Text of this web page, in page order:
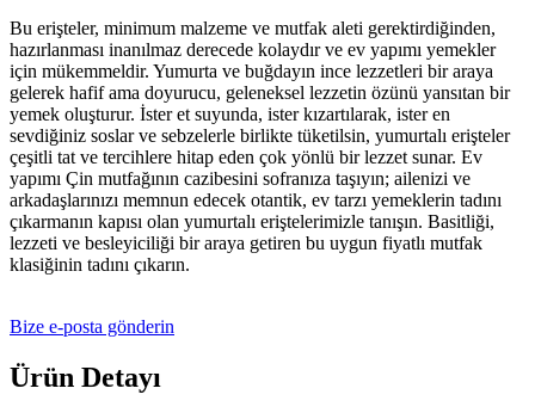
Bu erişteler, minimum malzeme ve mutfak aleti gerektirdiğinden,
hazırlanması inanılmaz derecede kolaydır ve ev yapımı yemekler
için mükemmeldir. Yumurta ve buğdayın ince lezzetleri bir araya
gelerek hafif ama doyurucu, geleneksel lezzetin özünü yansıtan bir
yemek oluşturur. İster et suyunda, ister kızartılarak, ister en
sevdiğiniz soslar ve sebzelerle birlikte tüketilsin, yumurtalı erişteler
çeşitli tat ve tercihlere hitap eden çok yönlü bir lezzet sunar. Ev
yapımı Çin mutfağının cazibesini sofranıza taşıyın; ailenizi ve
arkadaşlarınızı memnun edecek otantik, ev tarzı yemeklerin tadını
çıkarmanın kapısı olan yumurtalı eriştelerimizle tanışın. Basitliği,
lezzeti ve besleyiciliği bir araya getiren bu uygun fiyatlı mutfak
klasiğinin tadını çıkarın.
Bize e-posta gönderin
Ürün Detayı